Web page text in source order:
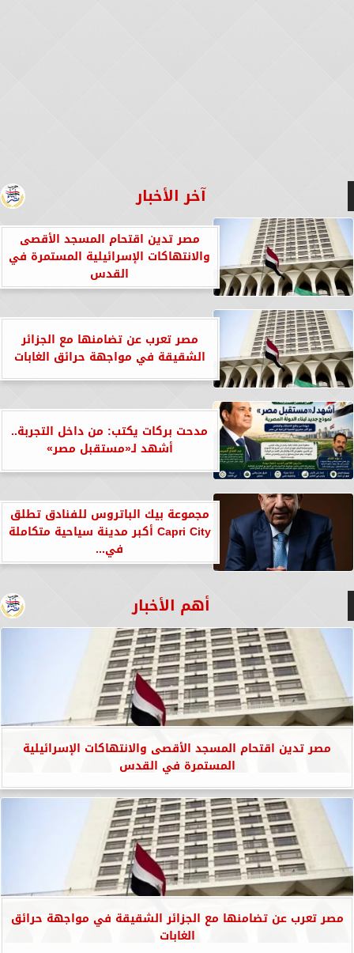
آخر الأخبار
مصر تدين اقتحام المسجد الأقصى
والانتهاكات الإسرائيلية المستمرة في
القدس
مصر تعرب عن تضامنها مع الجزائر
الشقيقة في مواجهة حرائق الغابات
مدحت بركات يكتب: من داخل التجربة..
أشهد لـ«مستقبل مصر»
مجموعة بيك الباتروس للفنادق تطلق
Capri City أكبر مدينة سياحية متكاملة
في...
أهم الأخبار
مصر تدين اقتحام المسجد الأقصى والانتهاكات الإسرائيلية
المستمرة في القدس
مصر تعرب عن تضامنها مع الجزائر الشقيقة في مواجهة حرائق
الغابات